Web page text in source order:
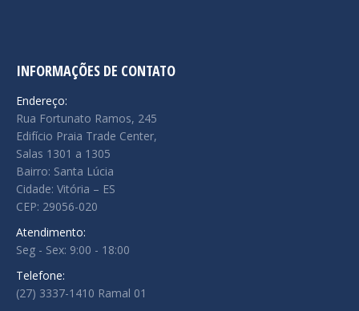
INFORMAÇÕES DE CONTATO
Endereço:
Rua Fortunato Ramos, 245
Edifício Praia Trade Center,
Salas 1301 a 1305
Bairro: Santa Lúcia
Cidade: Vitória – ES
CEP: 29056-020
Atendimento:
Seg - Sex: 9:00 - 18:00
Telefone:
(27) 3337-1410 Ramal 01